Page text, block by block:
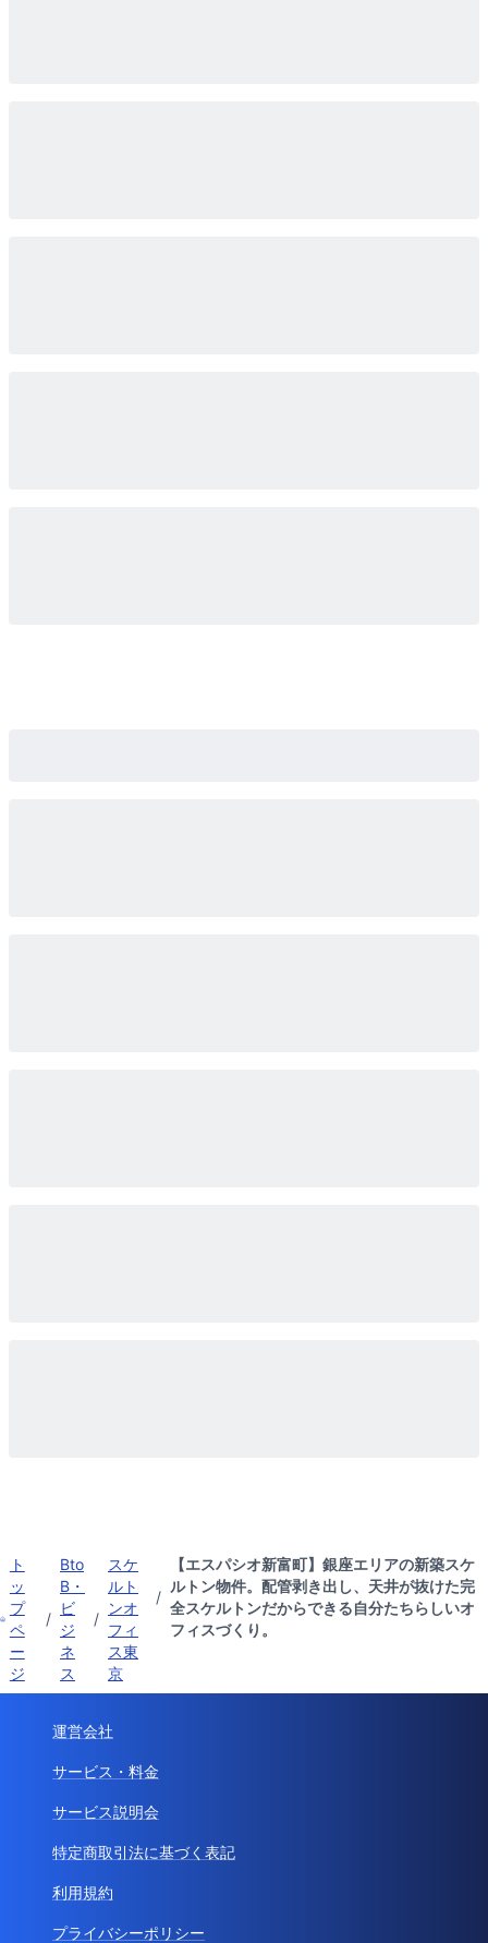
ト
ッ
プ
ペ
ー
ジ
/
Bto
B・
ビ
ジ
ネ
ス
/
スケ
ルト
ンオ
フィ
ス東
京
/
【エスパシオ新富町】銀座エリアの新築スケ
ルトン物件。配管剥き出し、天井が抜けた完
全スケルトンだからできる自分たちらしいオ
フィスづくり。
運営会社
サービス・料金
サービス説明会
特定商取引法に基づく表記
利用規約
プライバシーポリシー